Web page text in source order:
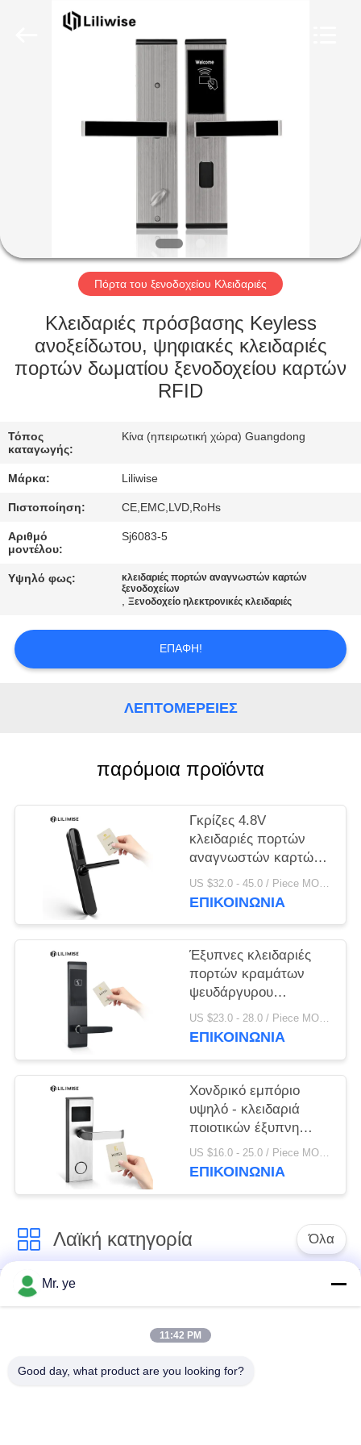
ΠΡΟΪΌΝΤΑ
ΓΎΡΟΣ
ΕΡΓΟΣΤΑΣΊΩΝ
ΠΟΙΟΤΙΚΌΣ
ΈΛΕΓΧΟΣ
ΕΛΆΤΕ
ΣΕ
ΕΠΑΦΉ
ΕΙΔΉΣΕΙΣ
NEWS
SITEMAP
Πόρτα του ξενοδοχείου Κλειδαριές
Κλειδαριές πρόσβασης Keyless
ανοξείδωτου, ψηφιακές κλειδαριές
πορτών δωματίου ξενοδοχείου καρτών
RFID
Τόπος
καταγωγής:
Κίνα (ηπειρωτική χώρα) Guangdong
Μάρκα: Liliwise
Πιστοποίηση: CE,EMC,LVD,RoHs
Αριθμό
μοντέλου:
Sj6083-5
Υψηλό φως:
κλειδαριές πορτών αναγνωστών καρτών
ξενοδοχείων
,Ξενοδοχείο ηλεκτρονικές κλειδαριές
ΕΠΑΦΉ!
ΛΕΠΤΟΜΈΡΕΙΕΣ
παρόμοια προϊόντα
Γκρίζες 4.8V
κλειδαριές πορτών
αναγνωστών καρτών
ξενοδοχείων της FCC US $32.0 - 45.0 / Piece MOQ:PC 1
ΕΠΙΚΟΙΝΩΝΊΑ
Έξυπνες κλειδαριές
πορτών κραμάτων
ψευδάργυρου
ξενοδοχείων εισόδων
Keyless καρτών
US $23.0 - 28.0 / Piece MOQ:1 η/υ
ΕΠΙΚΟΙΝΩΝΊΑ
Χονδρικό εμπόριο
υψηλό - κλειδαριά
ποιοτικών έξυπνη
ψηφιακή ηλεκτρονική
RFID ξενοδοχείων με
US $16.0 - 25.0 / Piece MOQ:1
ΕΠΙΚΟΙΝΩΝΊΑ
Λαϊκή κατηγορία Όλα
Ηλεκτρονικές
αποτυπωμάτων
κλείδωμα θυρών
Κλειδαριά πορτών
Mr. ye
11:42 PM
Good day, what product are you looking for?